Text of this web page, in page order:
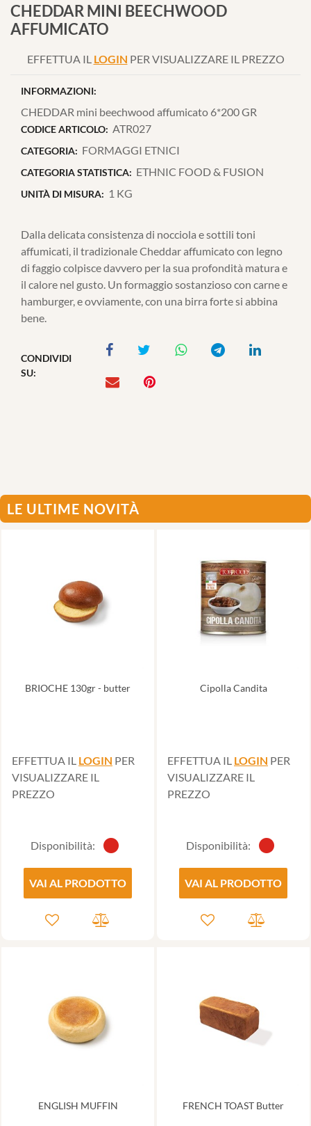
CHEDDAR MINI BEECHWOOD
AFFUMICATO
EFFETTUA IL LOGIN PER VISUALIZZARE IL PREZZO
INFORMAZIONI:
CHEDDAR mini beechwood affumicato 6*200 GR
CODICE ARTICOLO: ATR027
CATEGORIA: FORMAGGI ETNICI
CATEGORIA STATISTICA: ETHNIC FOOD & FUSION
UNITÀ DI MISURA: 1 KG
Dalla delicata consistenza di nocciola e sottili toni
affumicati, il tradizionale Cheddar affumicato con legno
di faggio colpisce davvero per la sua profondità matura e
il calore nel gusto. Un formaggio sostanzioso con carne e
hamburger, e ovviamente, con una birra forte si abbina
bene.
CONDIVIDI
SU:
LE ULTIME NOVITÀ
BRIOCHE 130gr - butter
EFFETTUA IL LOGIN PER
VISUALIZZARE IL
PREZZO
Disponibilità:
VAI AL PRODOTTO
Cipolla Candita
EFFETTUA IL LOGIN PER
VISUALIZZARE IL
PREZZO
Disponibilità:
VAI AL PRODOTTO
ENGLISH MUFFIN FRENCH TOAST Butter